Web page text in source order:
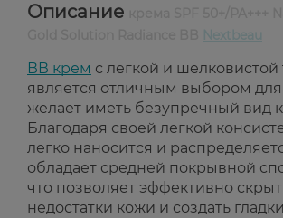
Описание
Nextbeau
ВВ крем с легкой и шелковистой
является отличным выбором для
желает иметь безупречный вид
Благодаря своей легкой
легко наносится и
обладает средней покрывной
что позволяет эффективно
недостатки кожи и создать